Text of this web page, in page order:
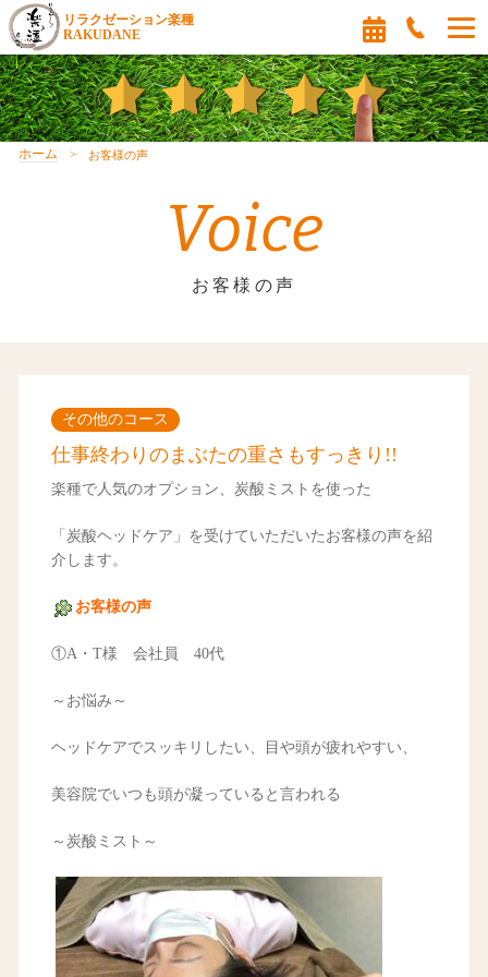
リラクゼーション楽種
RAKUDANE
ホーム お客様の声
Voice
お客様の声
その他のコース
仕事終わりのまぶたの重さもすっきり!!
楽種で人気のオプション、炭酸ミストを使った
「炭酸ヘッドケア」を受けていただいたお客様の声を紹
介します。
お客様の声
①A・T様 会社員 40代
～お悩み～
ヘッドケアでスッキリしたい、目や頭が疲れやすい、
美容院でいつも頭が凝っていると言われる
～炭酸ミスト～